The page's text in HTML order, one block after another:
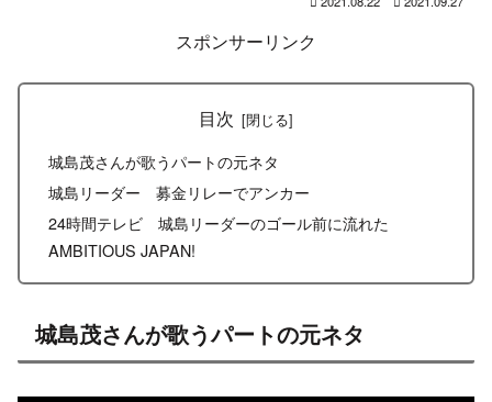
スポンサーリンク
目次
城島茂さんが歌うパートの元ネタ
城島リーダー 募金リレーでアンカー
24時間テレビ 城島リーダーのゴール前に流れた
AMBITIOUS JAPAN!
城島茂さんが歌うパートの元ネタ